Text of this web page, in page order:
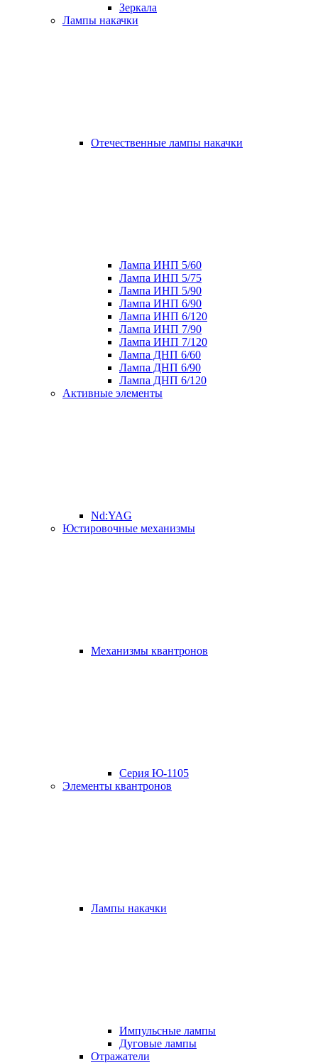
Зеркала
Лампы накачки
Отечественные лампы накачки
Лампа ИНП 5/60
Лампа ИНП 5/75
Лампа ИНП 5/90
Лампа ИНП 6/90
Лампа ИНП 6/120
Лампа ИНП 7/90
Лампа ИНП 7/120
Лампа ДНП 6/60
Лампа ДНП 6/90
Лампа ДНП 6/120
Активные элементы
Nd:YAG
Юстировочные механизмы
Mеханизмы квантронов
Серия Ю-1105
Элементы квантронов
Лампы накачки
Импульсные лампы
Дуговые лампы
Отражатели